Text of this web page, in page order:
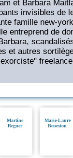
et Barbara
invisibles de
famille new-
entreprend de
et autres
Martine
Regner
Marie-Laure
Beneston